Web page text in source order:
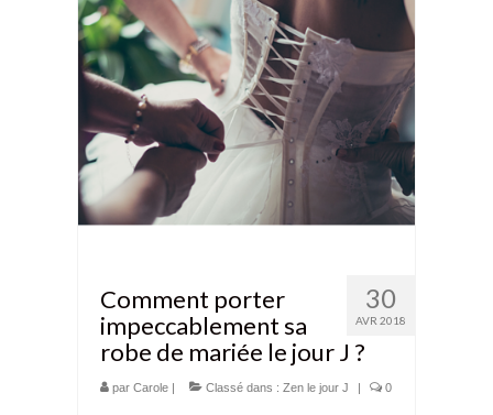
30
AVR 2018
Comment porter
impeccablement sa
robe de mariée le jour J ?
par Carole | Classé dans : Zen le jour J | 0